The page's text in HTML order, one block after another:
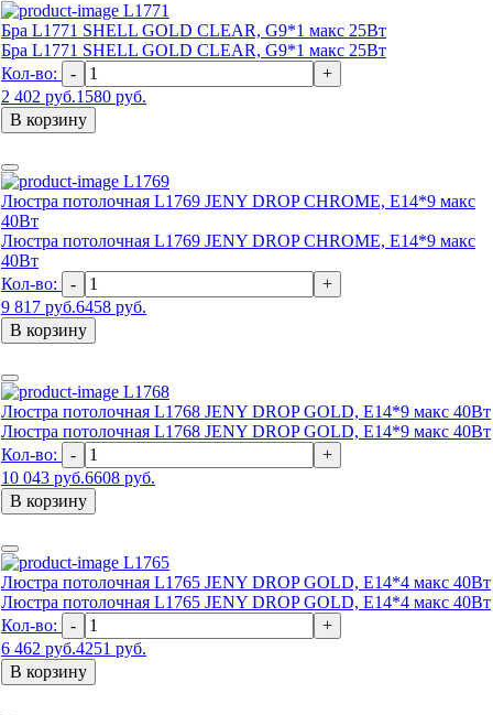
L1771
Бра L1771 SHELL GOLD CLEAR, G9*1 макс 25Вт
Бра L1771 SHELL GOLD CLEAR, G9*1 макс 25Вт
Кол-во:
-
+
2 402 руб.1580 руб.
В корзину
L1769
Люстра потолочная L1769 JENY DROP CHROME, E14*9 макс
40Вт
Люстра потолочная L1769 JENY DROP CHROME, E14*9 макс
40Вт
Кол-во:
-
+
9 817 руб.6458 руб.
В корзину
L1768
Люстра потолочная L1768 JENY DROP GOLD, E14*9 макс 40Вт
Люстра потолочная L1768 JENY DROP GOLD, E14*9 макс 40Вт
Кол-во:
-
+
10 043 руб.6608 руб.
В корзину
L1765
Люстра потолочная L1765 JENY DROP GOLD, E14*4 макс 40Вт
Люстра потолочная L1765 JENY DROP GOLD, E14*4 макс 40Вт
Кол-во:
-
+
6 462 руб.4251 руб.
В корзину